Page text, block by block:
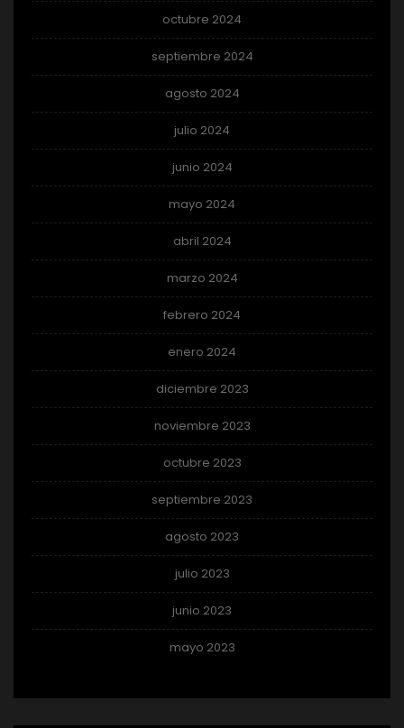
octubre 2024
septiembre 2024
agosto 2024
julio 2024
junio 2024
mayo 2024
abril 2024
marzo 2024
febrero 2024
enero 2024
diciembre 2023
noviembre 2023
octubre 2023
septiembre 2023
agosto 2023
julio 2023
junio 2023
mayo 2023